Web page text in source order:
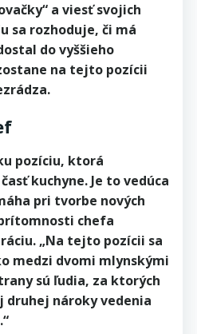
a viesť svojich
sa rozhoduje, či má
do vyššieho
na tejto pozícii
pozíciu, ktorá
kuchyne. Je to vedúca
pri tvorbe nových
chefa
„Na tejto pozícii sa
medzi dvomi mlynskými
sú ľudia, za ktorých
druhej nároky vedenia